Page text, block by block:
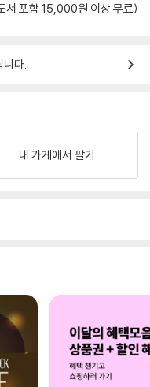
서 포함 15,000원 이상 무료)
니다.
내 가게에서 팔기